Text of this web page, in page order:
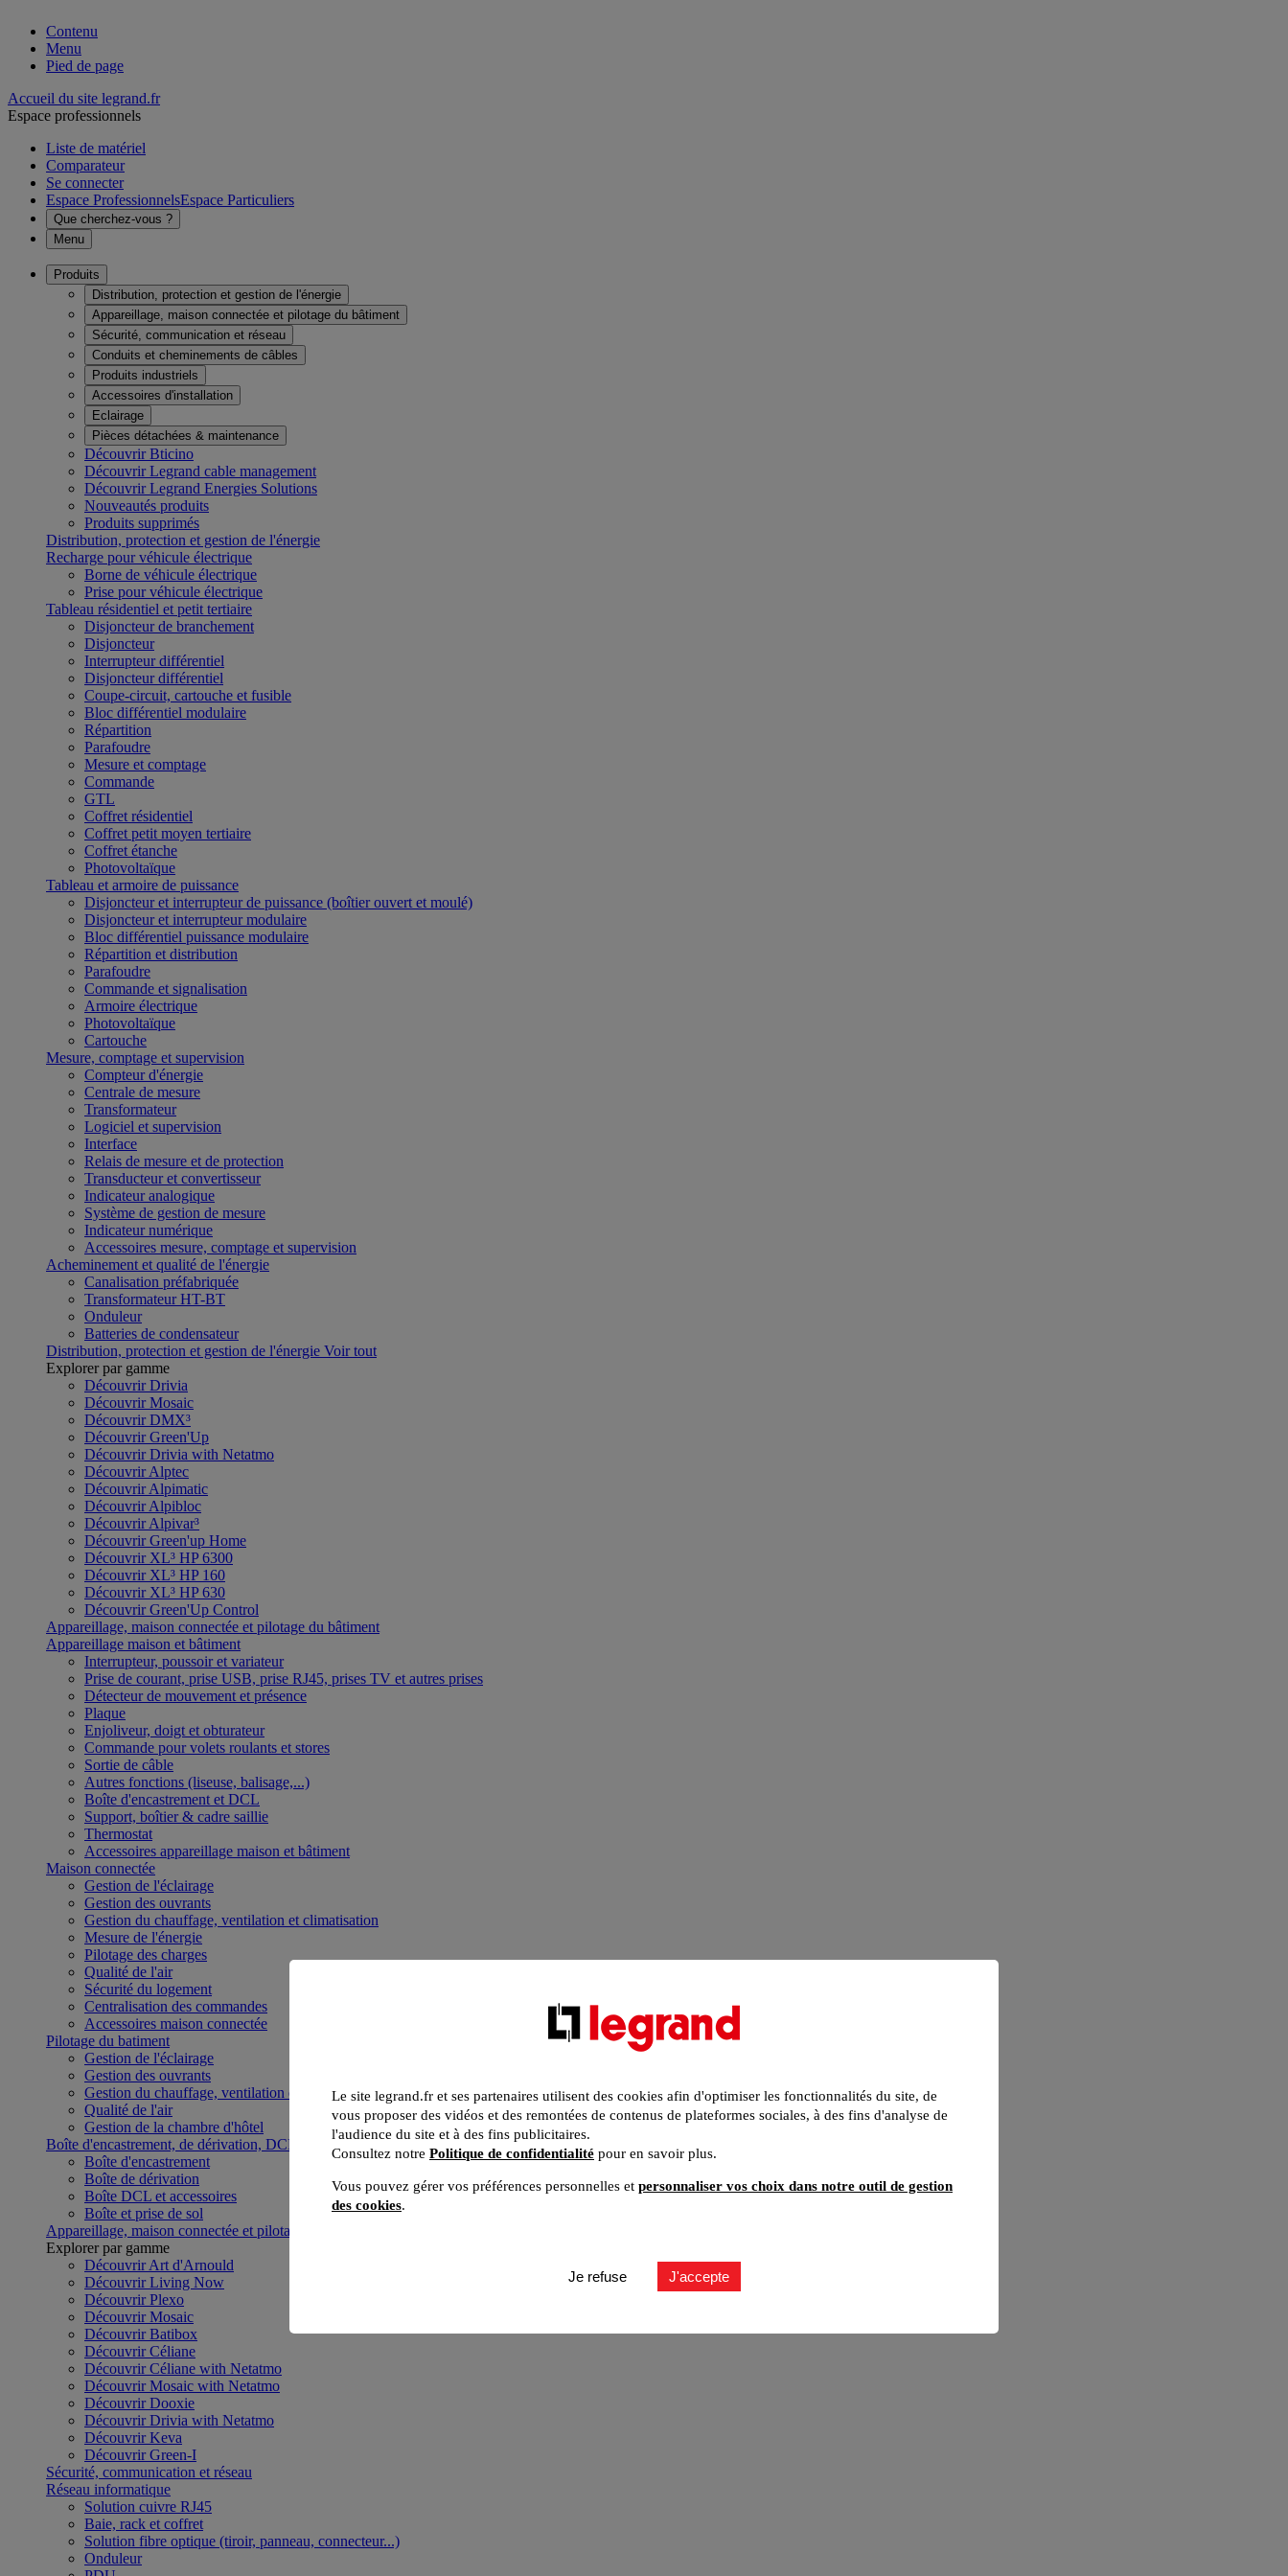
Contenu
Menu
Pied de page
Accueil du site legrand.fr
Espace professionnels
Liste de matériel
Comparateur
Se connecter
Espace ProfessionnelsEspace Particuliers
Que cherchez-vous ?
Menu
Produits
Distribution, protection et gestion de l'énergie
Appareillage, maison connectée et pilotage du bâtiment
Sécurité, communication et réseau
Conduits et cheminements de câbles
Produits industriels
Accessoires d'installation
Eclairage
Pièces détachées & maintenance
Découvrir Bticino
Découvrir Legrand cable management
Découvrir Legrand Energies Solutions
Nouveautés produits
Produits supprimés
Distribution, protection et gestion de l'énergie
Recharge pour véhicule électrique
Borne de véhicule électrique
Prise pour véhicule électrique
Tableau résidentiel et petit tertiaire
Disjoncteur de branchement
Disjoncteur
Interrupteur différentiel
Disjoncteur différentiel
Coupe-circuit, cartouche et fusible
Bloc différentiel modulaire
Répartition
Parafoudre
Mesure et comptage
Commande
GTL
Coffret résidentiel
Coffret petit moyen tertiaire
Coffret étanche
Photovoltaïque
Tableau et armoire de puissance
Disjoncteur et interrupteur de puissance (boîtier ouvert et moulé)
Disjoncteur et interrupteur modulaire
Bloc différentiel puissance modulaire
Répartition et distribution
Parafoudre
Commande et signalisation
Armoire électrique
Photovoltaïque
Cartouche
Mesure, comptage et supervision
Compteur d'énergie
Centrale de mesure
Transformateur
Logiciel et supervision
Interface
Relais de mesure et de protection
Transducteur et convertisseur
Indicateur analogique
Système de gestion de mesure
Indicateur numérique
Accessoires mesure, comptage et supervision
Acheminement et qualité de l'énergie
Canalisation préfabriquée
Transformateur HT-BT
Onduleur
Batteries de condensateur
Distribution, protection et gestion de l'énergie Voir tout
Explorer par gamme
Découvrir Drivia
Découvrir Mosaic
Découvrir DMX³
Découvrir Green'Up
Découvrir Drivia with Netatmo
Découvrir Alptec
Découvrir Alpimatic
Découvrir Alpibloc
Découvrir Alpivar³
Découvrir Green'up Home
Découvrir XL³ HP 6300
Découvrir XL³ HP 160
Découvrir XL³ HP 630
Découvrir Green'Up Control
Appareillage, maison connectée et pilotage du bâtiment
Appareillage maison et bâtiment
Interrupteur, poussoir et variateur
Prise de courant, prise USB, prise RJ45, prises TV et autres prises
Détecteur de mouvement et présence
Plaque
Enjoliveur, doigt et obturateur
Commande pour volets roulants et stores
Sortie de câble
Autres fonctions (liseuse, balisage,...)
Boîte d'encastrement et DCL
Support, boîtier & cadre saillie
Thermostat
Accessoires appareillage maison et bâtiment
Maison connectée
Gestion de l'éclairage
Gestion des ouvrants
Gestion du chauffage, ventilation et climatisation
Mesure de l'énergie
Pilotage des charges
Qualité de l'air
Sécurité du logement
Centralisation des commandes
Accessoires maison connectée
Pilotage du batiment
Gestion de l'éclairage
Gestion des ouvrants
Gestion du chauffage, ventilation et climatisation
Qualité de l'air
Gestion de la chambre d'hôtel
Boîte d'encastrement, de dérivation, DCL et boîte de sol
Boîte d'encastrement
Boîte de dérivation
Boîte DCL et accessoires
Boîte et prise de sol
Appareillage, maison connectée et pilotage du bâtiment
Explorer par gamme
Découvrir Art d'Arnould
Découvrir Living Now
Découvrir Plexo
Découvrir Mosaic
Découvrir Batibox
Découvrir Céliane
Découvrir Céliane with Netatmo
Découvrir Mosaic with Netatmo
Découvrir Dooxie
Découvrir Drivia with Netatmo
Découvrir Keva
Découvrir Green-I
Sécurité, communication et réseau
Réseau informatique
Solution cuivre RJ45
Baie, rack et coffret
Solution fibre optique (tiroir, panneau, connecteur...)
Onduleur
Le site legrand.fr et ses partenaires utilisent des cookies afin d'optimiser les fonctionnalités du site, de
vous proposer des vidéos et des remontées de contenus de plateformes sociales, à des fins d'analyse de
l'audience du site et à des fins publicitaires.
Consultez notre Politique de confidentialité pour en savoir plus.
Vous pouvez gérer vos préférences personnelles et personnaliser vos choix dans notre outil de gestion
des cookies.
Je refuse J'accepte